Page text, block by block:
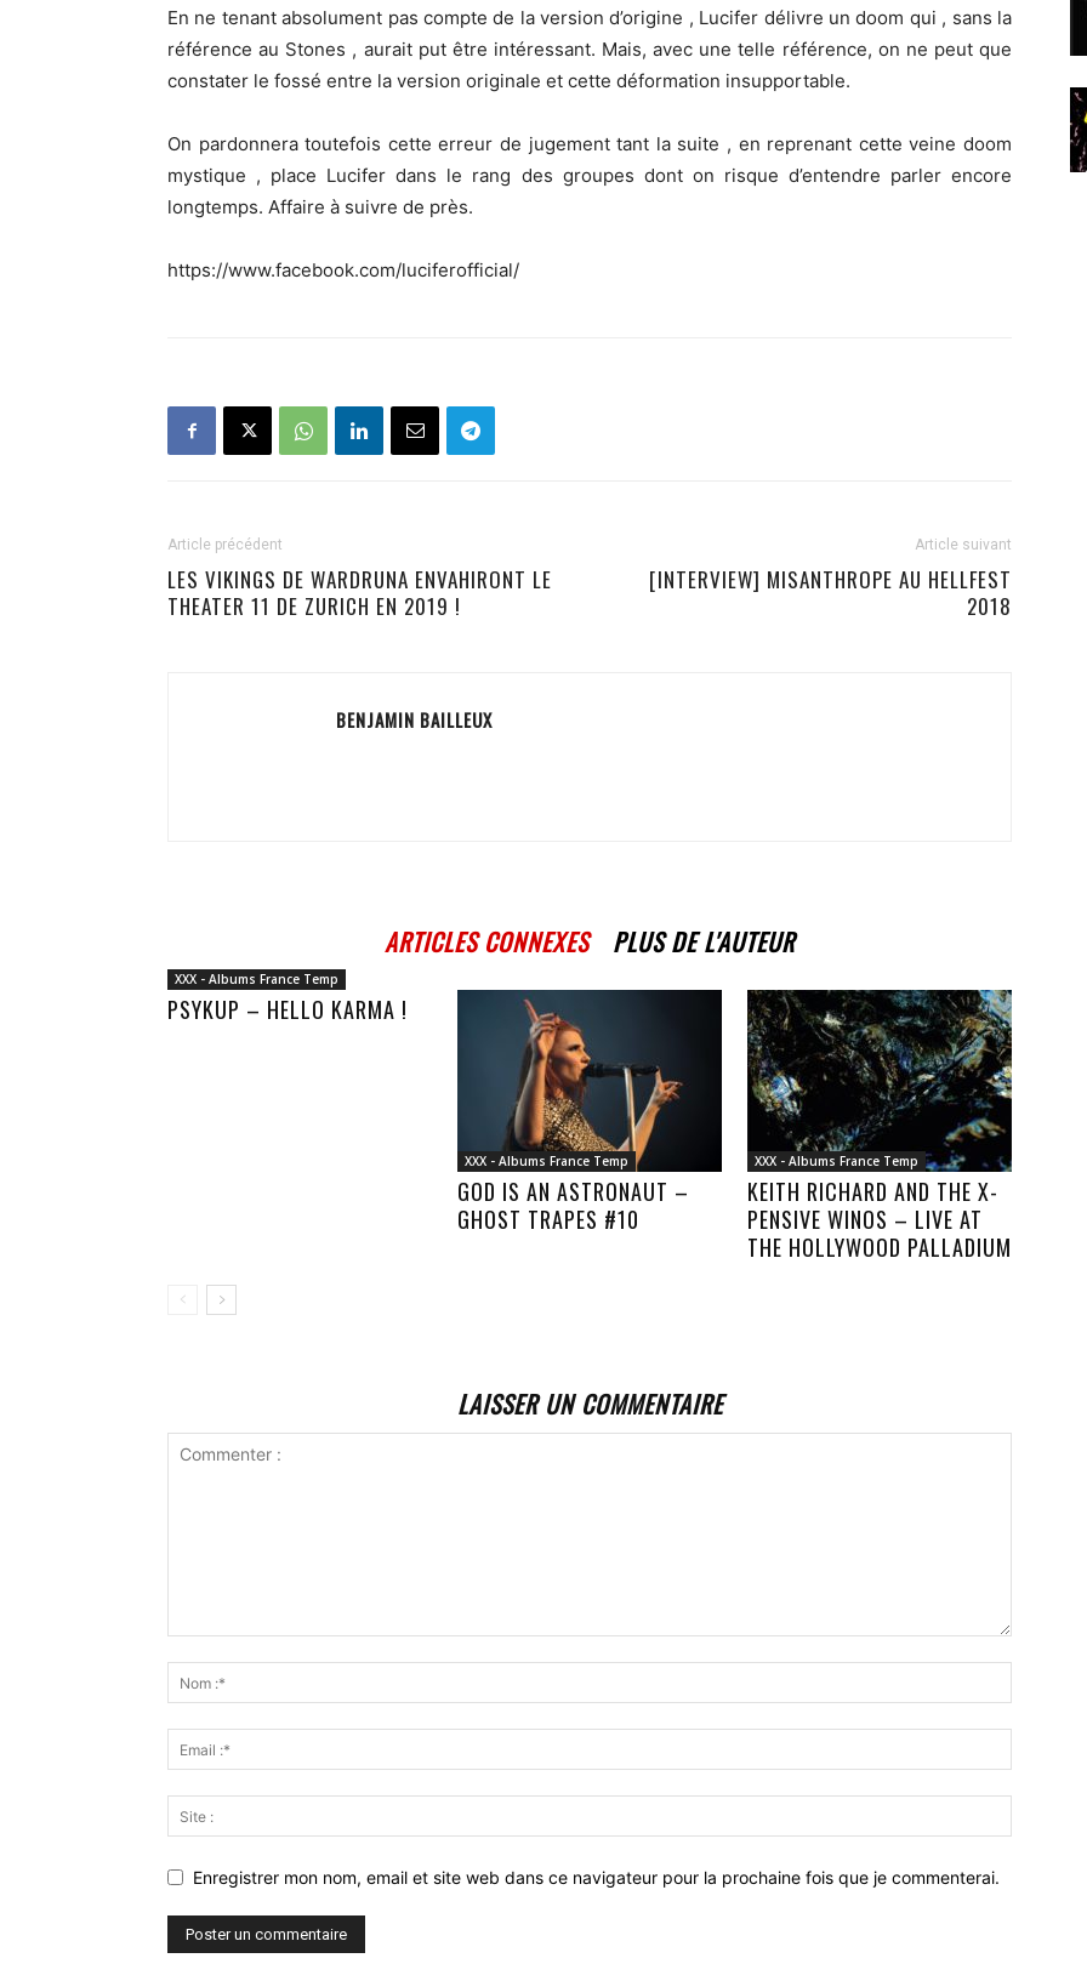
En ne tenant absolument pas compte de la version d’origine , Lucifer délivre un doom qui , sans la
référence au Stones , aurait put être intéressant. Mais, avec une telle référence, on ne peut que
constater le fossé entre la version originale et cette déformation insupportable.
On pardonnera toutefois cette erreur de jugement tant la suite , en reprenant cette veine doom
mystique , place Lucifer dans le rang des groupes dont on risque d’entendre parler encore
longtemps. Affaire à suivre de près.
https://www.facebook.com/luciferofficial/
Article précédent
LES VIKINGS DE WARDRUNA ENVAHIRONT LE
THEATER 11 DE ZURICH EN 2019 !
Article suivant
[INTERVIEW] MISANTHROPE AU HELLFEST
2018
BENJAMIN BAILLEUX
ARTICLES CONNEXES PLUS DE L'AUTEUR
XXX - Albums France Temp
PSYKUP – HELLO KARMA !
XXX - Albums France Temp
GOD IS AN ASTRONAUT –
GHOST TRAPES #10
XXX - Albums France Temp
KEITH RICHARD AND THE X-
PENSIVE WINOS – LIVE AT
THE HOLLYWOOD PALLADIUM
LAISSER UN COMMENTAIRE
Enregistrer mon nom, email et site web dans ce navigateur pour la prochaine fois que je commenterai.